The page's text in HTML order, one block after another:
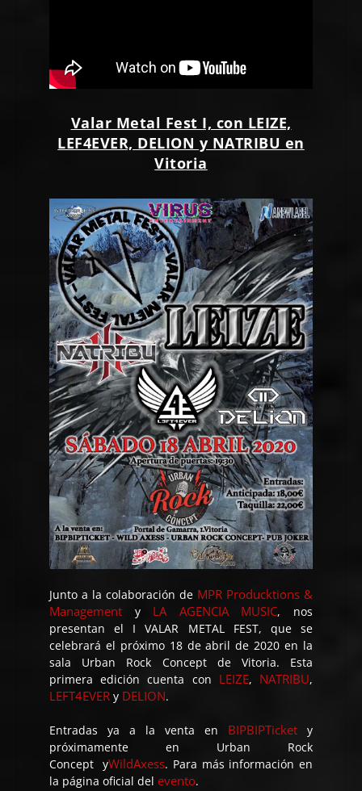
Valar Metal Fest I, con LEIZE,
LEF4EVER, DELION y NATRIBU en
Vitoria
Junto a la colaboración de MPR Producktions &
Management y LA AGENCIA MUSIC, nos
presentan el I VALAR METAL FEST, que se
celebrará el próximo 18 de abril de 2020 en la
sala Urban Rock Concept de Vitoria. Esta
primera edición cuenta con LEIZE, NATRIBU,
LEFT4EVER y DELION.
Entradas ya a la venta en BIPBIPTickety
próximamente en Urban Rock
Concept yWildAxess. Para más información en
la página oficial delevento.